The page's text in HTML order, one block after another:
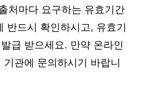
처마다 요구하는 유효기간
반드시 확인하시고, 유효기
급 받으세요. 만약 온라인
관에 문의하시기 바랍니